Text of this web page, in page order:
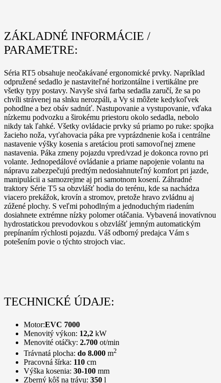
ZÁKLADNÉ INFORMÁCIE /
PARAMETRE:
Séria RT5 obsahuje neočakávané ergonomické prvky. Napríklad
odpružené sedadlo je nastaviteľné horizontálne i vertikálne pre
všetky typy postavy. Navyše sivá farba sedadla zaručí, že sa po
chvíli strávenej na slnku nerozpáli, a Vy si môžete kedykoľvek
pohodlne a bez obáv sadnúť. Nastupovanie a vystupovanie, vďaka
nízkemu podvozku a širokému priestoru okolo sedadla, nebolo
nikdy tak ľahké. Všetky ovládacie prvky sú priamo po ruke: spojka
žacieho noža, vyťahovacia páka pre vyprázdnenie koša i centrálne
nastavenie výšky kosenia s aretáciou proti samovoľnej zmene
nastavenia. Páka zmeny pojazdu vpred/vzad je dokonca rovno pri
volante. Jednopedálové ovládanie a priame napojenie volantu na
nápravu zabezpečujú predtým nedosiahnuteľný komfort pri jazde,
manipulácii a samozrejme aj pri samotnom kosení. Záhradné
traktory Série T5 sa obzvlášť hodia do terénu, kde sa nachádza
viacero prekážok, krovín a stromov, pretože hravo zvládnu aj
zúžené plochy. S veľmi pohodlným a jednoduchým riadením
dosiahnete extrémne nízky polomer otáčania. Vybavená inovatívnou
hydrostatickou prevodovkou s obzvlášť jemným automatickým
prepínaním rýchlosti pojazdu. Váš odborný predajca Vám s
potešením povie o týchto strojoch viac.
TECHNICKÉ ÚDAJE:
Motor:EVC 7000
Menovitý výkon: 12,2 kW
Menovité otáčky: 2.700 ot/min
Trávnatá plocha: do 8.000 m2
Pracovná šírka: 110 cm
Výška kosenia: 30-100 mm
Zberný kôš na trávu: 350 l